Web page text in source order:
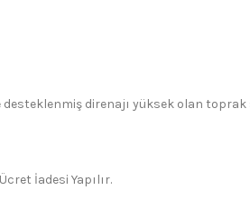
desteklenmiş direnajı yüksek olan
İadesi Yapılır.